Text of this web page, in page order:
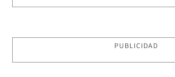
PUBLICIDAD